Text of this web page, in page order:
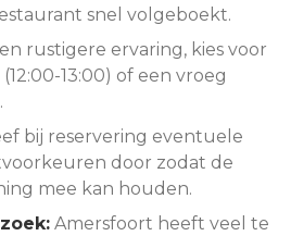
snel volgeboekt.
rustigere ervaring, kies voor
13:00) of een vroeg
bij reservering eventuele
door zodat de
mee kan houden.
Amersfoort heeft veel te